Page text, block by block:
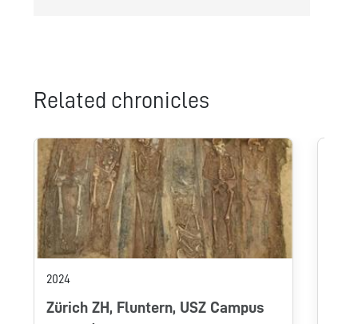
Related chronicles
2024
Zürich ZH, Fluntern, USZ Campus